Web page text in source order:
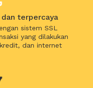
terpercaya
sistem SSL
yang dilakukan
dan internet